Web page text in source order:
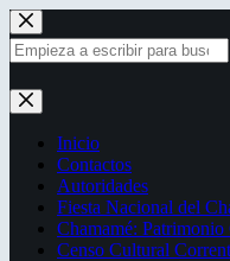
Saltar
al
contenido
Sin
resultados
Inicio
Contactos
Autoridades
Fiesta Nacional del
Chamamé:
Censo Cultural